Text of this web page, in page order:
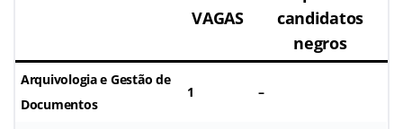
VAGAS
candidatos
negros
Arquivologia e Gestão de
Documentos
1 –